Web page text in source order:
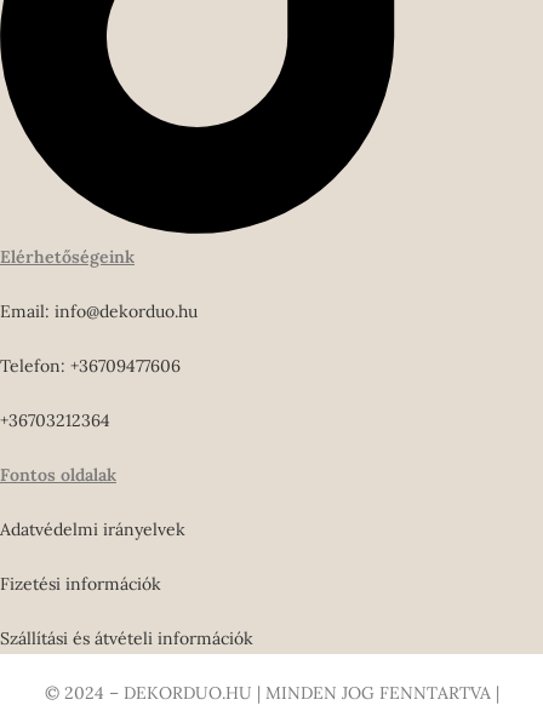
Elérhetőségeink
Email: info@dekorduo.hu
Telefon: +36709477606
+36703212364
Fontos oldalak
Adatvédelmi irányelvek
Fizetési információk
Szállítási és átvételi információk
© 2024 – DEKORDUO.HU | MINDEN JOG FENNTARTVA |